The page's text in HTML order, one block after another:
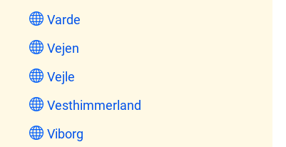
Varde
Vejen
Vejle
Vesthimmerland
Viborg